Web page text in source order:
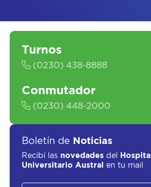
SALUD
SOLICITAR UN ASESOR
Turnos
(0230) 438-8888
Conmutador
(0230) 448-2000
Boletín de Noticias
Recibí las novedades del
Hospital
Universitario Austral
en tu mail